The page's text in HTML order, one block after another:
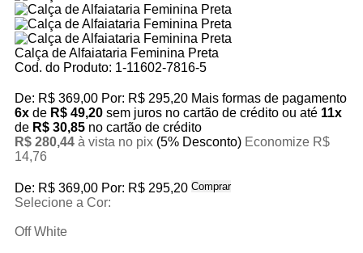
Calça de Alfaiataria Feminina Preta
Cod. do Produto: 1-11602-7816-5
De: R$ 369,00 Por: R$ 295,20 Mais formas de pagamento
6xde R$ 49,20 sem juros no cartão de crédito ou até 11x
de R$ 30,85no cartão de crédito
R$ 280,44 à vista no pix (5% Desconto) Economize R$
14,76
De: R$ 369,00 Por: R$ 295,20 Comprar
Selecione a Cor:
Off White